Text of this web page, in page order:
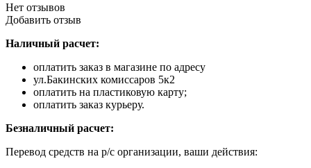
Нет отзывов
Добавить отзыв
Наличный расчет:
оплатить заказ в магазине по адресу
ул.Бакинских комиссаров 5к2
оплатить на пластиковую карту;
оплатить заказ курьеру.
Безналичный расчет:
Перевод средств на р/с организации, ваши действия: